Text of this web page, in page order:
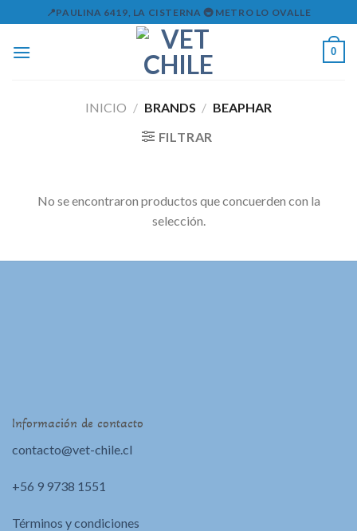
to
content
📍PAULINA 6419, LA CISTERNA 🚇 METRO LO OVALLE
0
INICIO / BRANDS / BEAPHAR
FILTRAR
No se encontraron productos que concuerden con la
selección.
Información de contacto
contacto@vet-chile.cl
+56 9 9738 1551
Términos y condiciones